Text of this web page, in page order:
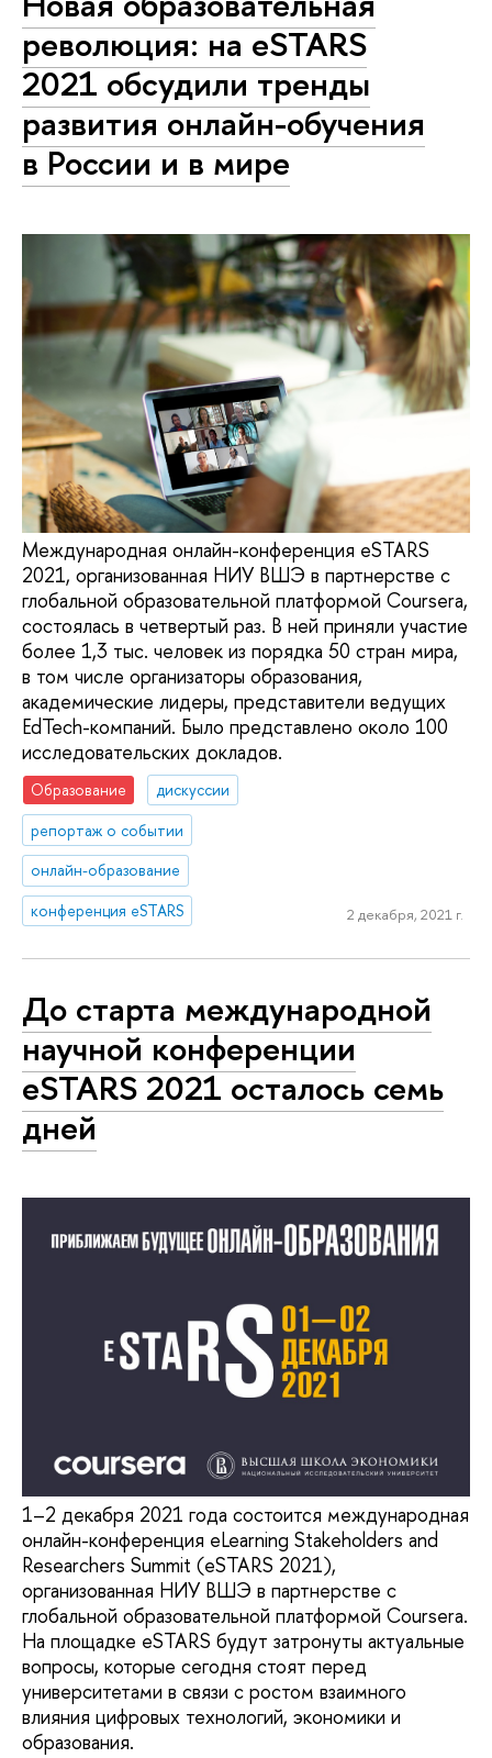
революция: на eSTARS
2021 обсудили тренды
развития онлайн-обучения
в России и в мире
Международная онлайн-конференция eSTARS
2021, организованная НИУ ВШЭ в партнерстве с
глобальной образовательной платформой Coursera,
состоялась в четвертый раз. В ней приняли участие
более 1,3 тыс. человек из порядка 50 стран мира,
в том числе организаторы образования,
академические лидеры, представители ведущих
EdTech-компаний. Было представлено около 100
исследовательских докладов.
Образование
дискуссии
репортаж о событии
онлайн-образование
конференция eSTARS
2 декабря, 2021 г.
До старта международной
научной конференции
eSTARS 2021 осталось семь
дней
1–2 декабря 2021 года состоится международная
онлайн-конференция eLearning Stakeholders and
Researchers Summit (eSTARS 2021),
организованная НИУ ВШЭ в партнерстве с
глобальной образовательной платформой Coursera.
На площадке eSTARS будут затронуты актуальные
вопросы, которые сегодня стоят перед
университетами в связи с ростом взаимного
влияния цифровых технологий, экономики и
образования.